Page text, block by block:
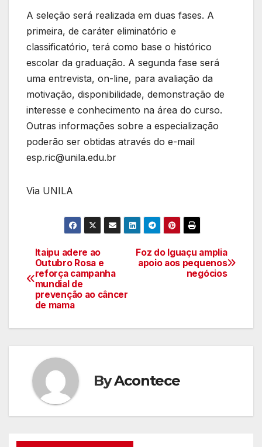
A seleção será realizada em duas fases. A
primeira, de caráter eliminatório e
classificatório, terá como base o histórico
escolar da graduação. A segunda fase será
uma entrevista, on-line, para avaliação da
motivação, disponibilidade, demonstração de
interesse e conhecimento na área do curso.
Outras informações sobre a especialização
poderão ser obtidas através do e-mail
esp.ric@unila.edu.br
Via UNILA
Navegação
de
artigos
Foz do Iguaçu amplia
apoio aos pequenos
negócios
Itaipu adere ao
Outubro Rosa e
reforça campanha
mundial de
prevenção ao câncer
de mama
ByAcontece